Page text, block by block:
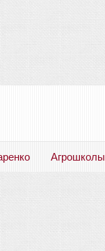
Агрошколы